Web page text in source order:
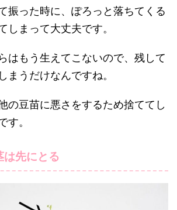
振った時に、ぽろっと落ちてくる
しまって大丈夫です。
はもう生えてこないので、残して
まうだけなんですね。
の豆苗に悪さをするため捨ててし
す。
は先にとる